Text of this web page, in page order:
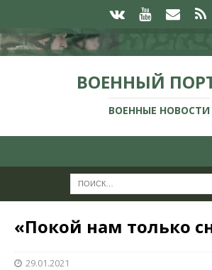
ВОЕННЫЙ
ВОЕННЫЕ НОВОСТИ
«Покой нам только
29.01.2021